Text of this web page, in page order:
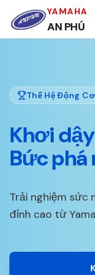
YAMAHA
AN PHÚ
Thế Hệ Động
Khơi
Bức phá
Trải nghiệm sức
đỉnh cao từ